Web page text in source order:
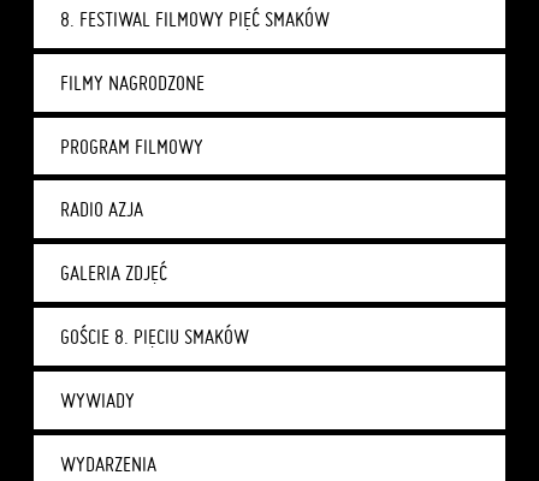
8. FESTIWAL FILMOWY PIĘĆ SMAKÓW
FILMY NAGRODZONE
PROGRAM FILMOWY
RADIO AZJA
GALERIA ZDJĘĆ
GOŚCIE 8. PIĘCIU SMAKÓW
WYWIADY
WYDARZENIA